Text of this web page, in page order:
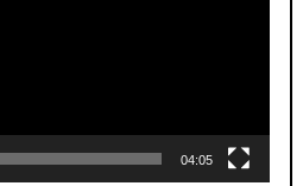
04:05